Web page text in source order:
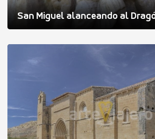
San Miguel alanceando al